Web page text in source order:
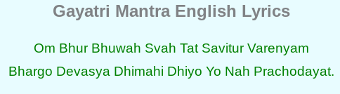
Gayatri Mantra English Lyrics
Om Bhur Bhuwah Svah Tat Savitur Varenyam
Bhargo Devasya Dhimahi Dhiyo Yo Nah Prachodayat.